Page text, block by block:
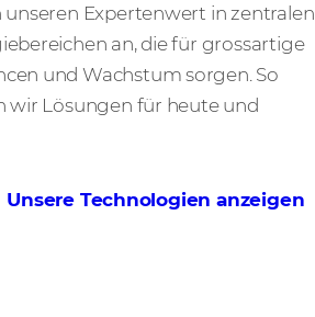
Expertenwert in zentralen
an, die für grossartige
und Wachstum sorgen. So
wir Lösungen für heute und
Unsere Technologien anzeigen